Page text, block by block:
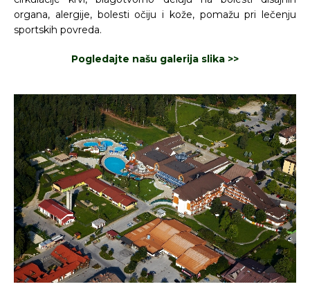
organa, alergije, bolesti očiju i kože, pomažu pri lečenju
sportskih povreda.
Pogledajte našu galerija slika >>